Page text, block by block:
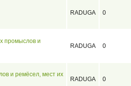
RADUGA 0
промыслов и
RADUGA 0
и ремёсел, мест их
RADUGA 0